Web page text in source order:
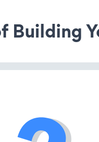
Building